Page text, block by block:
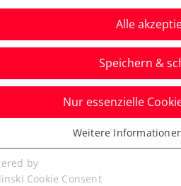
Melzer:
Cup-
Alle
Speichern &
Nur essenzielle
Cookies werden für
benötigt. Dadurch ist
Weitere
by
Cookie Consent